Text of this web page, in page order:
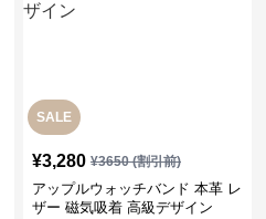
SALE
¥3,280 ¥3650(割引前)
アップルウォッチバンド 本革 レ
ザー 磁気吸着 高級デザイン